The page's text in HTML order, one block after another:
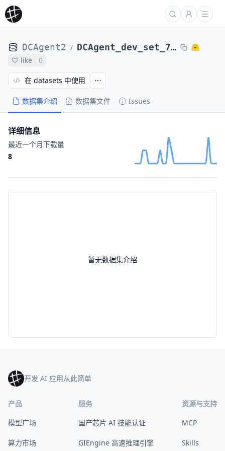
DCAgent2 / DCAgent_dev_set_71_tasks_laion_glm46-swesmith-maxeps-131k_20251218_171240
like 0
数据集介绍 数据集文件 Issues
在 datasets 中使用
暂无数据集介绍
详细信息
最近一个月下载量
8
开发 AI 应用从此简单
产品
模型广场
算力市场
服务
国产芯片 AI 技能认证
GIEngine 高速推理引擎
资源与支持
MCP
Skills